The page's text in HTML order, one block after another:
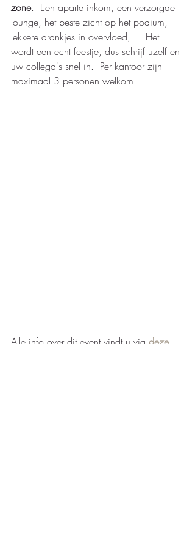
zone.  Een aparte inkom, een verzorgde
lounge, het beste zicht op het podium,
lekkere drankjes in overvloed, ... Het
wordt een echt feestje, dus schrijf uzelf en
uw collega's snel in.  Per kantoor zijn
maximaal 3 personen welkom.
Alle info over dit event vindt u via deze